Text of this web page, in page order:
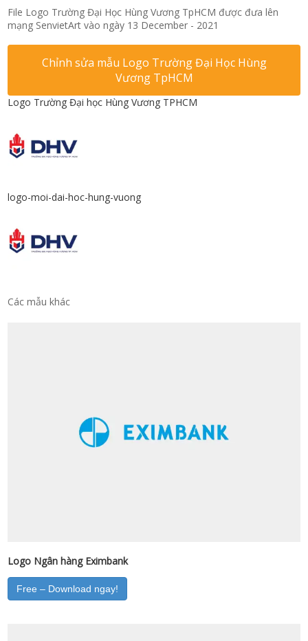
File Logo Trường Đại Học Hùng Vương TpHCM được đưa lên
mạng SenvietArt vào ngày 13 December - 2021
Chỉnh sửa mẫu Logo Trường Đại Học Hùng
Vương TpHCM
Logo Trường Đại học Hùng Vương TPHCM
logo-moi-dai-hoc-hung-vuong
Các mẫu khác
Logo Ngân hàng Eximbank
Free – Download ngay!